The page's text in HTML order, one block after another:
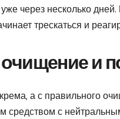
через несколько
трескаться и
и
а с правильного
средством с